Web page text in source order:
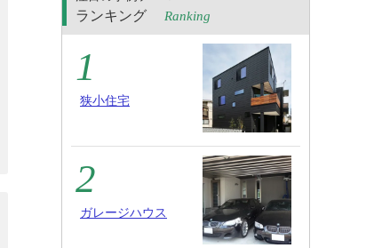
ランキング Ranking
狭小住宅
ガレージハウス